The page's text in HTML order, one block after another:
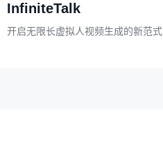
InfiniteTalk
开启无限长虚拟人视频生成的新范式